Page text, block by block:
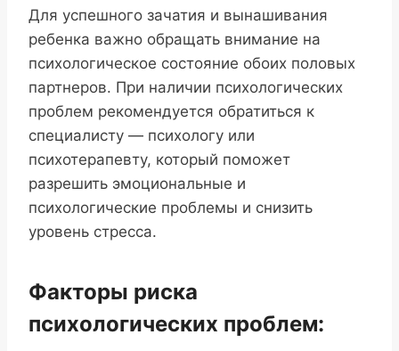
Для успешного зачатия и вынашивания
ребенка важно обращать внимание на
психологическое состояние обоих половых
партнеров. При наличии психологических
проблем рекомендуется обратиться к
специалисту — психологу или
психотерапевту, который поможет
разрешить эмоциональные и
психологические проблемы и снизить
уровень стресса.
Факторы риска
психологических проблем: